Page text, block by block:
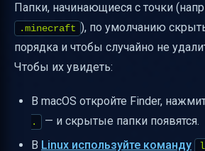
Папки, начинающиеся с точки
.minecraft ), по умолчанию
порядка и чтобы случайно не
Чтобы их увидеть:
В macOS откройте Finder,
.
— и скрытые папки появятся.
В Linux используйте команду